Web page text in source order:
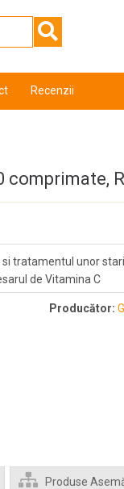
Recenzii
comprimate,
tratamentul unor
de Vitamina C
Producător:
Produse